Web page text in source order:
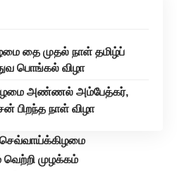
தை முதல் நாள் தமிழ்ப்
பொங்கல் விழா
அண்ணல் அம்பேத்கர்,
பிறந்த நாள் விழா
செவ்வாய்க்கிழமை
முழக்கம்